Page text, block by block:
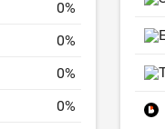
0%
0%
0%
0%